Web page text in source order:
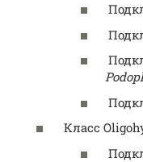
Класс